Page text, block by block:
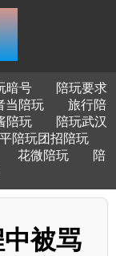
暗号
陪玩要求
当陪玩
旅行陪
陪玩
陪玩武汉
陪玩团招陪玩
花微陪玩
陪
被骂